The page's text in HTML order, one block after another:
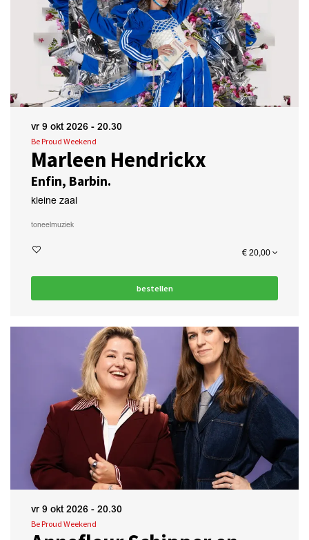
Marleen Hendrickx
Enfin, Barbin.
Be Proud Weekend
vr 9 okt 2026 - 20.30
kleine zaal
toneelmuziek
€ 20,00
bestellen
Be Proud Weekend
vr 9 okt 2026 - 20.30